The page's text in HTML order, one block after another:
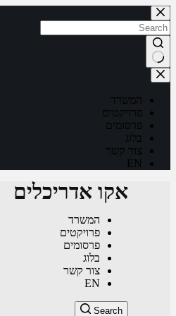
Skip
to
content
No
results
המשרד
פרויקטים
פרסומים
בלוג
צור קשר
EN
אקו אדריכלים
המשרד
פרויקטים
פרסומים
בלוג
צור קשר
EN
Search